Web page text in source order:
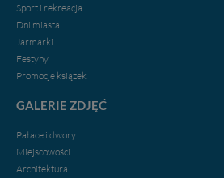
Sport i rekreacja
Dni miasta
Jarmarki
Festyny
Promocje ksiązek
GALERIE ZDJĘĆ
Pałace i dwory
Miejscowości
Architektura
Twoich danych jest elementem
danych z formularza kontaktowego,
w przypadku rezerwacji usług typu:
itp). Więcej informacji o zasadach i
serwisu w
Administratorem Twoich danych
Piastowskim 10B/10. Możesz z nami
za pośrednictwem tej